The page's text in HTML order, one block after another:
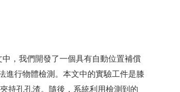
，我們開發了一個具有自動位置補償
進行物體檢測。本文中的實驗工件是膝
持孔孔渣。隨後，系統利用檢測到的